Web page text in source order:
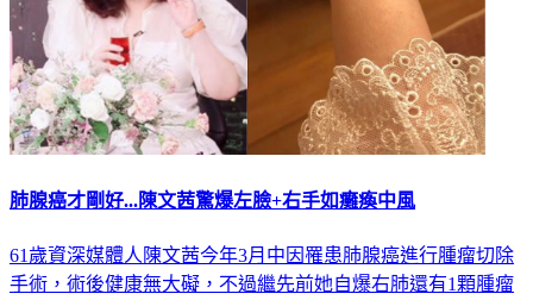
肺腺癌才剛好...陳文茜驚爆左臉+右手如癱瘓中風
61歲資深媒體人陳文茜今年3月中因罹患肺腺癌進行腫瘤切除
手術，術後健康無大礙，不過繼先前她自爆右肺還有1顆腫瘤